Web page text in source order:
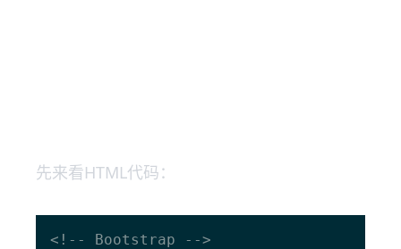
先来看HTML代码：
<!-- Bootstrap -->